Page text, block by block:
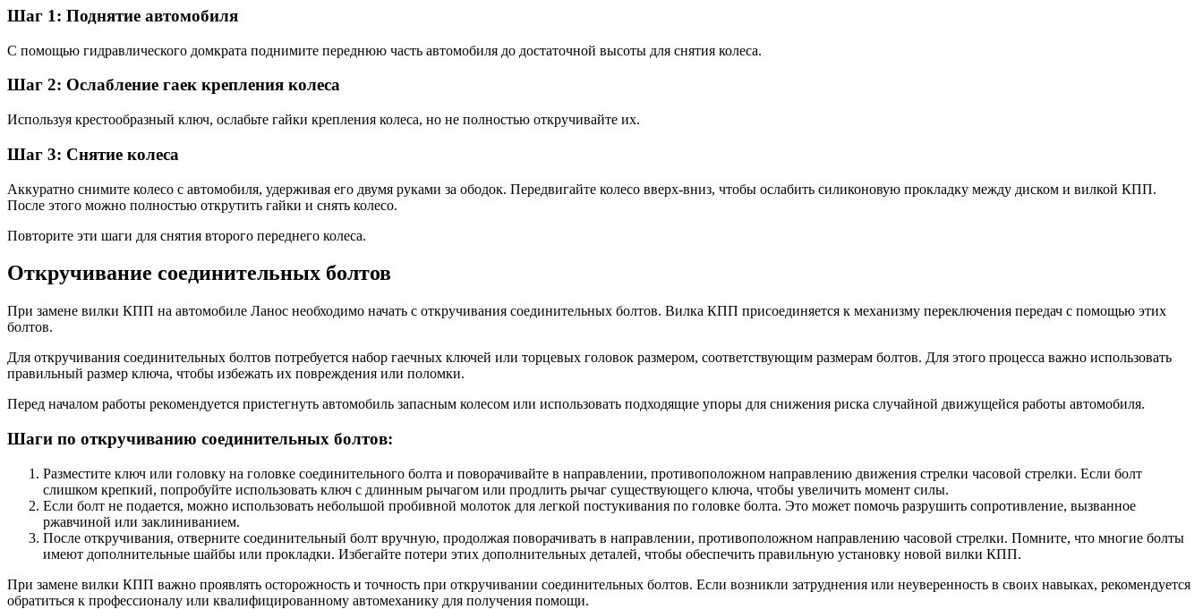
Шаг 1: Поднятие автомобиля
С помощью гидравлического домкрата поднимите переднюю часть автомобиля до достаточной высоты для снятия колеса.
Шаг 2: Ослабление гаек крепления колеса
Используя крестообразный ключ, ослабьте гайки крепления колеса, но не полностью откручивайте их.
Шаг 3: Снятие колеса
Аккуратно снимите колесо с автомобиля, удерживая его двумя руками за ободок. Передвигайте колесо вверх-вниз, чтобы ослабить силиконовую прокладку между диском и вилкой КПП.
После этого можно полностью открутить гайки и снять колесо.
Повторите эти шаги для снятия второго переднего колеса.
Откручивание соединительных болтов
При замене вилки КПП на автомобиле Ланос необходимо начать с откручивания соединительных болтов. Вилка КПП присоединяется к механизму переключения передач с помощью этих
болтов.
Для откручивания соединительных болтов потребуется набор гаечных ключей или торцевых головок размером, соответствующим размерам болтов. Для этого процесса важно использовать
правильный размер ключа, чтобы избежать их повреждения или поломки.
Перед началом работы рекомендуется пристегнуть автомобиль запасным колесом или использовать подходящие упоры для снижения риска случайной движущейся работы автомобиля.
Шаги по откручиванию соединительных болтов:
Разместите ключ или головку на головке соединительного болта и поворачивайте в направлении, противоположном направлению движения стрелки часовой стрелки. Если болт
слишком крепкий, попробуйте использовать ключ с длинным рычагом или продлить рычаг существующего ключа, чтобы увеличить момент силы.
Если болт не подается, можно использовать небольшой пробивной молоток для легкой постукивания по головке болта. Это может помочь разрушить сопротивление, вызванное
ржавчиной или заклиниванием.
После откручивания, отверните соединительный болт вручную, продолжая поворачивать в направлении, противоположном направлению часовой стрелки. Помните, что многие болты
имеют дополнительные шайбы или прокладки. Избегайте потери этих дополнительных деталей, чтобы обеспечить правильную установку новой вилки КПП.
При замене вилки КПП важно проявлять осторожность и точность при откручивании соединительных болтов. Если возникли затруднения или неуверенность в своих навыках, рекомендуется
обратиться к профессионалу или квалифицированному автомеханику для получения помощи.